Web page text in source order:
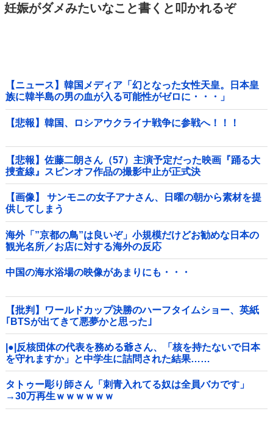
妊娠がダメみたいなこと書くと叩かれるぞ
【ニュース】韓国メディア「幻となった女性天皇。日本皇
族に韓半島の男の血が入る可能性がゼロに・・・」
【悲報】韓国、ロシアウクライナ戦争に参戦へ！！！
【悲報】佐藤二朗さん（57）主演予定だった映画『踊る大
捜査線』スピンオフ作品の撮影中止が正式決
定・・・・・・・・・他
【画像】 サンモニの女子アナさん、日曜の朝から素材を提
供してしまう
海外「”京都の鳥”は良いぞ」小規模だけどお勧めな日本の
観光名所／お店に対する海外の反応
中国の海水浴場の映像があまりにも・・・
【批判】ワールドカップ決勝のハーフタイムショー、英紙
｢BTSが出てきて悪夢かと思った｣
|●|反核団体の代表を務める爺さん、「核を持たないで日本
を守れますか」と中学生に詰問された結果……
タトゥー彫り師さん「刺青入れてる奴は全員バカです」
→30万再生ｗｗｗｗｗｗ